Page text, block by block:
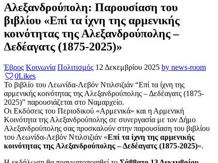
Αλεξανδρούπολη: Παρουσίαση του
βιβλίου «Επί τα ίχνη της αρμενικής
κοινότητας της Αλεξανδρούπολης –
Δεδέαγατς (1875-2025)»
Έβρος Κοινωνία Πολιτισμός 12 Δεκεμβρίου 2025 by news-room
0Likes
Το βιβλίο του Λεωνίδα-Λεβόν Ντιλσιζιάν “Επί τα ίχνη της
αρμενικής κοινότητας της Αλεξανδρούπολης – Δεδέαγατς (1875-
2025)” παρουσιάζεται στο Ναμαρχείο.
Οι Εκδόσεις του Περιοδικού «Αρμενικά» και η Αρμενική
Κοινότητα της Αλεξανδρούπολης σε συνεργασία με τον Δήμο
Αλεξανδρούπολης σας προσκαλούν στην παρουσίαση του βιβλίου
του Λεωνίδα-Λεβόν Ντιλσιζιάν «Επί τα ίχνη της αρμενικής
κοινότητας της Αλεξανδρούπολης – Δεδέαγατς (1875-2025)».